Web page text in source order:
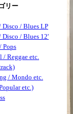
リー
Disco / Blues LP
Disco / Blues 12'
Pops
Reggae etc.
/ Mondo etc.
etc.)